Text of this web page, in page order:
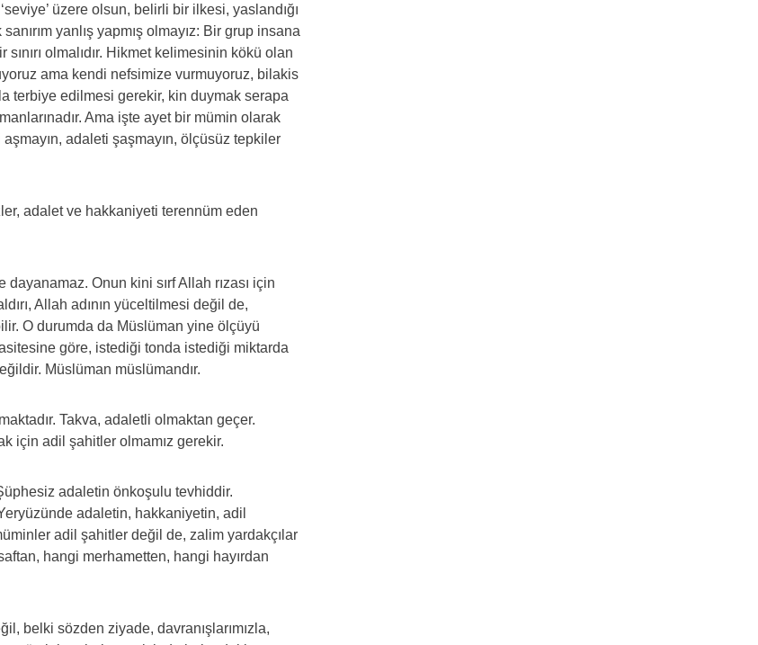
üzere olsun, belirli bir ilkesi, yaslandığı
yanlış yapmış olmayız: Bir grup insana
olmalıdır. Hikmet kelimesinin kökü olan
ama kendi nefsimize vurmuyoruz, bilakis
terbiye edilmesi gerekir, kin duymak serapa
Ama işte ayet bir mümin olarak
adaleti şaşmayın, ölçüsüz tepkiler
adalet ve hakkaniyeti terennüm eden
Onun kini sırf Allah rızası için
Allah adının yüceltilmesi değil de,
O durumda da Müslüman yine ölçüyü
göre, istediği tonda istediği miktarda
Müslüman müslümandır.
Takva, adaletli olmaktan geçer.
için adil şahitler olmamız gerekir.
adaletin önkoşulu tevhiddir.
adaletin, hakkaniyetin, adil
adil şahitler değil de, zalim yardakçılar
hangi merhametten, hangi hayırdan
belki sözden ziyade, davranışlarımızla,